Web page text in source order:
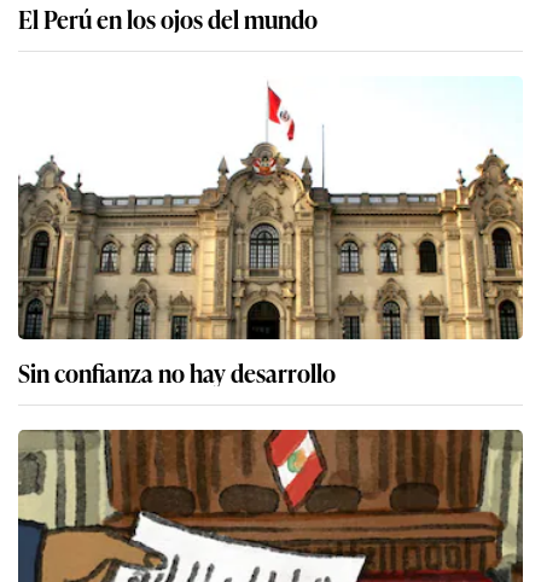
El Perú en los ojos del mundo
Sin confianza no hay desarrollo